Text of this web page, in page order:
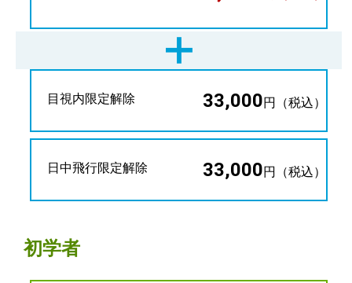
目視内限定解除 33,000円（税込）
日中飛行限定解除 33,000円（税込）
初学者